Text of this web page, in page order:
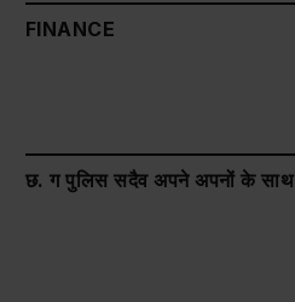
FINANCE
छ. ग पुलिस सदैव अपने अपनों के साथ